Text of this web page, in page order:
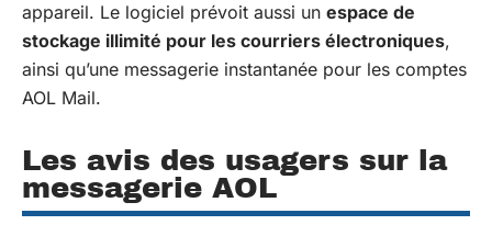
appareil. Le logiciel prévoit aussi un espace de
stockage illimité pour les courriers électroniques,
ainsi qu’une messagerie instantanée pour les comptes
AOL Mail.
Les avis des usagers sur la
messagerie AOL